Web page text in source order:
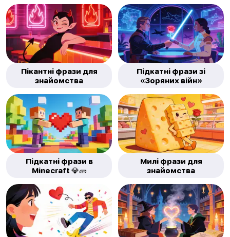
Пікантні фрази для
знайомства
Підкатні фрази зі
«Зоряних війн»
Підкатні фрази в
Minecraft 💎🧱
Милі фрази для
знайомства